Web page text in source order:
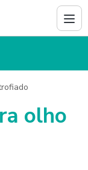
olho